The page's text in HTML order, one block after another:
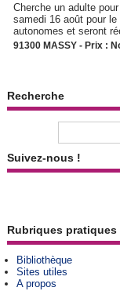
Cherche un adulte
samedi 16 août pour
autonomes et seront
91300 MASSY - Prix :
Recherche
Suivez-nous !
Rubriques pratiques
Bibliothèque
Sites utiles
A propos